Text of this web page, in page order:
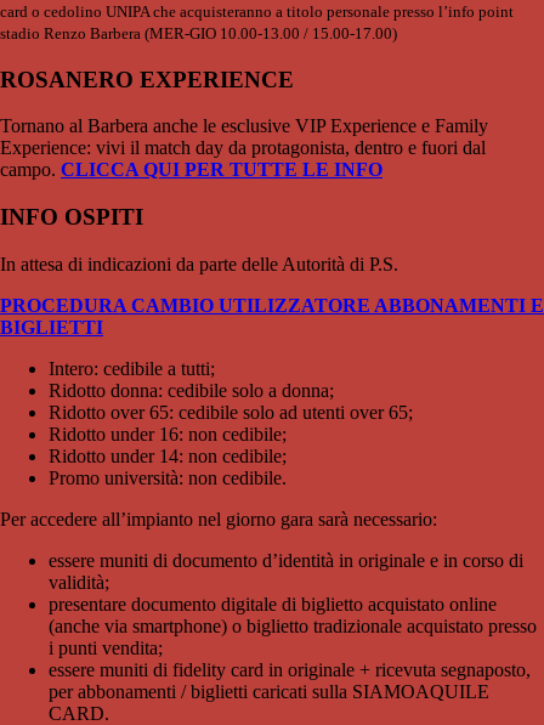
card o cedolino UNIPA che acquisteranno a titolo personale presso l’info point
stadio Renzo Barbera (MER-GIO 10.00-13.00 / 15.00-17.00)
ROSANERO EXPERIENCE
Tornano al Barbera anche le esclusive VIP Experience e Family
Experience: vivi il match day da protagonista, dentro e fuori dal
campo. CLICCA QUI PER TUTTE LE INFO
INFO OSPITI
In attesa di indicazioni da parte delle Autorità di P.S.
PROCEDURA CAMBIO UTILIZZATORE ABBONAMENTI E
BIGLIETTI
Intero: cedibile a tutti;
Ridotto donna: cedibile solo a donna;
Ridotto over 65: cedibile solo ad utenti over 65;
Ridotto under 16: non cedibile;
Ridotto under 14: non cedibile;
Promo università: non cedibile.
Per accedere all’impianto nel giorno gara sarà necessario:
essere muniti di documento d’identità in originale e in corso di
validità;
presentare documento digitale di biglietto acquistato online
(anche via smartphone) o biglietto tradizionale acquistato presso
i punti vendita;
essere muniti di fidelity card in originale + ricevuta segnaposto,
per abbonamenti / biglietti caricati sulla SIAMOAQUILE
CARD.